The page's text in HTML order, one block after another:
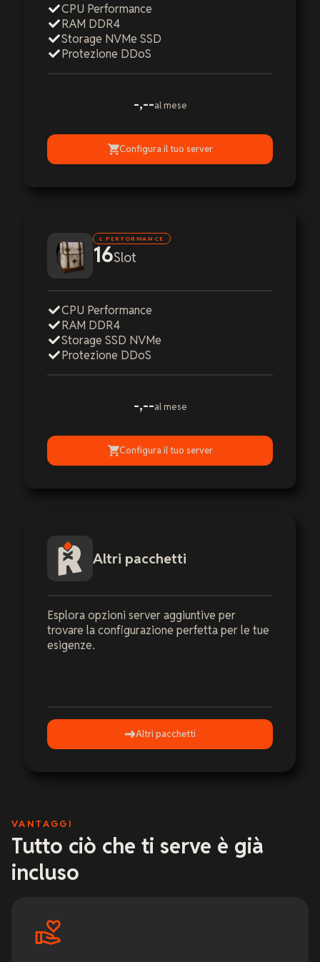
CPU Performance
RAM DDR4
Storage NVMe SSD
Protezione DDoS
-,--al mese
Configura il tuo server
L PERFORMANCE
16Slot
CPU Performance
RAM DDR4
Storage SSD NVMe
Protezione DDoS
-,--al mese
Configura il tuo server
Altri pacchetti
Esplora opzioni server aggiuntive per
trovare la configurazione perfetta per le tue
esigenze.
Altri pacchetti
VANTAGGI
Tutto ciò che ti serve è già
incluso